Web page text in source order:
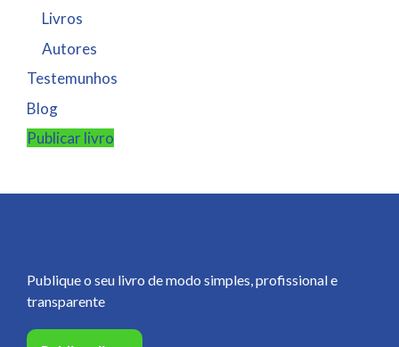
Livros
Autores
Testemunhos
Blog
Publicar livro
Publique o seu livro de modo simples, profissional e
transparente